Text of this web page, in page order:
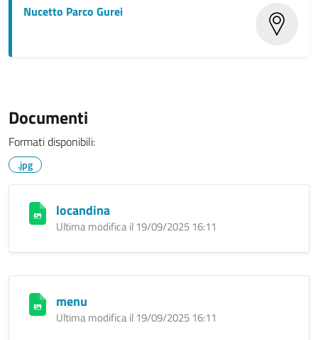
Nucetto Parco Gurei
Documenti
Formati disponibili:
.jpg
locandina
Ultima modifica il 19/09/2025 16:11
menu
Ultima modifica il 19/09/2025 16:11